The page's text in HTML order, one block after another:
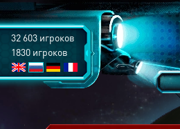
32 603 игроков
1830 игроков